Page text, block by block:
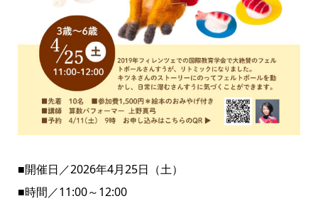
■開催日／2026年4月25日（土）
■時間／11:00～12:00